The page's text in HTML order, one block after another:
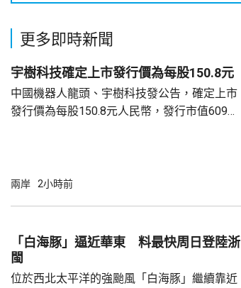
更多即時新聞
宇樹科技確定上市發行價為每股150.8元
中國機器人龍頭、宇樹科技發公告，確定上市
發行價為每股150.8元人民幣，發行市值609億
開發行新股4040多萬股，擬發行數量佔發行後
戰略配售數量約為809萬股。發行完成後，宇
樹科技總股本...
兩岸 2小時前
「白海豚」逼近華東 料最快周日登陸浙
閩
位於西北太平洋的強颱風「白海豚」繼續靠近